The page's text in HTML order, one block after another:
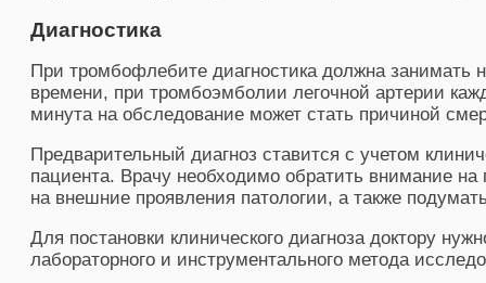
Диагностика
При тромбофлебите диагностика должна занимать
времени, при тромбоэмболии легочной артерии
минута на обследование может стать причиной
Предварительный диагноз ставится с учетом
пациента. Врачу необходимо обратить внимание на
на внешние проявления патологии, а также
Для постановки клинического диагноза доктору
лабораторного и инструментального метода